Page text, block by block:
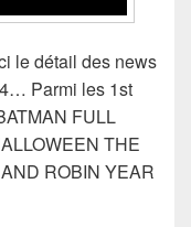
le détail des news
Parmi les 1st
FULL
THE
ROBIN YEAR
Comics VO de la